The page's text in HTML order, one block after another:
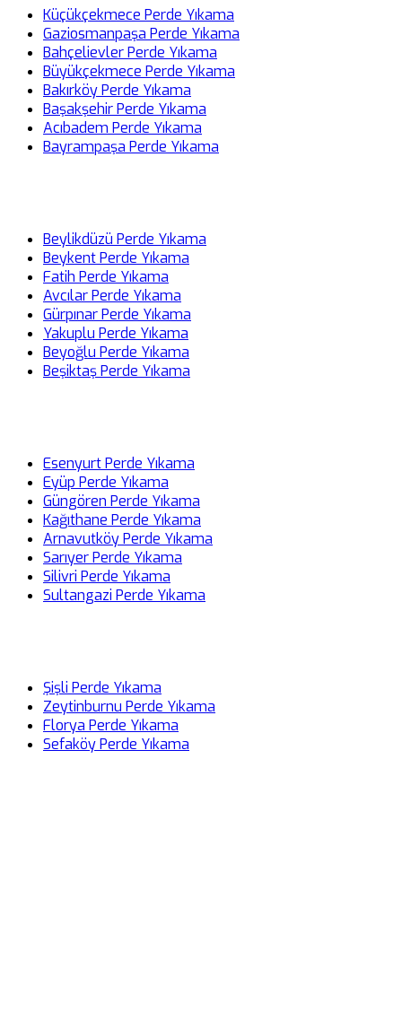
Küçükçekmece Perde Yıkama
Gaziosmanpaşa Perde Yıkama
Bahçelievler Perde Yıkama
Büyükçekmece Perde Yıkama
Bakırköy Perde Yıkama
Başakşehir Perde Yıkama
Acıbadem Perde Yıkama
Bayrampaşa Perde Yıkama
Beylikdüzü Perde Yıkama
Beykent Perde Yıkama
Fatih Perde Yıkama
Avcılar Perde Yıkama
Gürpınar Perde Yıkama
Yakuplu Perde Yıkama
Beyoğlu Perde Yıkama
Beşiktaş Perde Yıkama
Esenyurt Perde Yıkama
Eyüp Perde Yıkama
Güngören Perde Yıkama
Kağıthane Perde Yıkama
Arnavutköy Perde Yıkama
Sarıyer Perde Yıkama
Silivri Perde Yıkama
Sultangazi Perde Yıkama
Şişli Perde Yıkama
Zeytinburnu Perde Yıkama
Florya Perde Yıkama
Sefaköy Perde Yıkama